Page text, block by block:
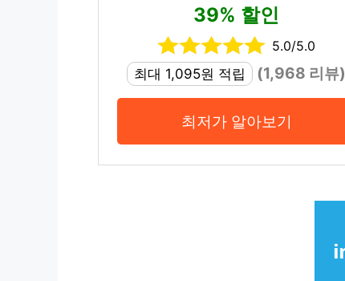
39% 할인
5.0/5.0
최대 1,095원 적립
(1,968 리뷰)
최저가 알아보기